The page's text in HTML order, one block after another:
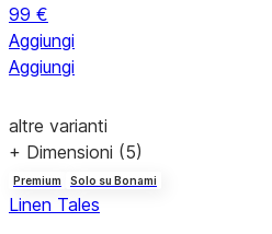
99 €
Aggiungi
Aggiungi
altre varianti
+ Dimensioni (5)
Premium Solo su Bonami
Linen Tales